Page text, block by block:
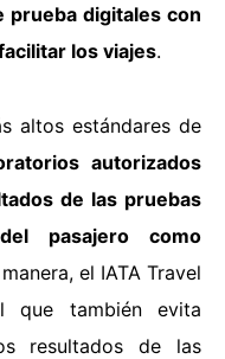
prueba digitales con
los viajes.
altos estándares de
autorizados
de las pruebas
pasajero como
el IATA Travel
que también evita
resultados de las